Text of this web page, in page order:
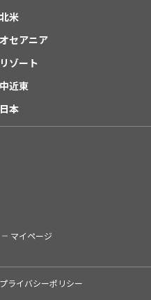
北米
オセアニア
リゾート
中近東
日本
マイページ
プライバシーポリシー